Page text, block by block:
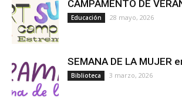
CAMPAMENTO DE
Educación 28 mayo, 2026
SEMANA DE LA MUJER
Biblioteca 3 marzo, 2026